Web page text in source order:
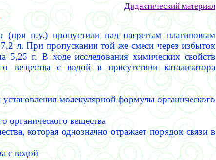
Дидактический материал
н.у.) пропустили над нагретым платиновым
л. При пропускании той же смеси через избыток
5,25 г.В ходе исследования химических свойств
вещества с водой в присутствии катализатора
молекулярной формулы органического
органического вещества
которая однозначно отражает порядок связи в
с водой